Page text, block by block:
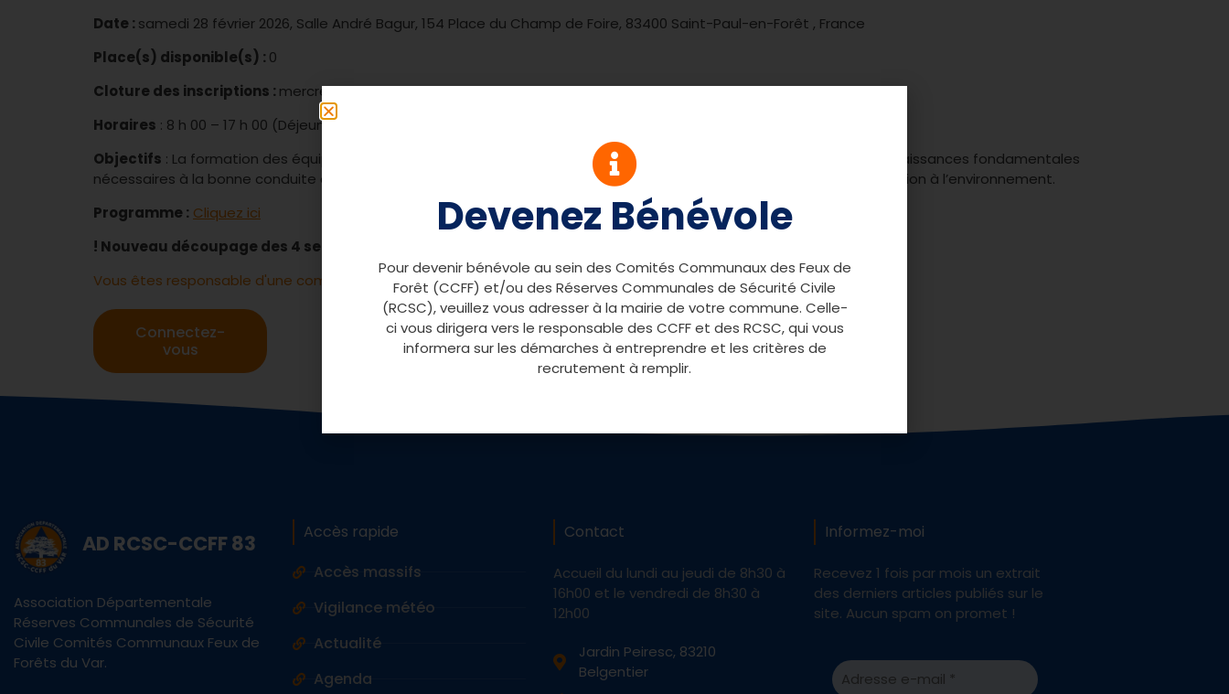
Date : samedi 28 février 2026, Salle André Bagur, 154 Place du Champ de Foire, 83400 Saint-Paul-en-Forêt , France
Place(s) disponible(s) : 0
Cloture des inscriptions : mercredi 14 janvier 2026
Horaires : 8 h 00 – 17 h 00 (Déjeuner offert par la commune qui reçoit)
Objectifs : La formation des équipiers a pour ambition de transmettre aux bénévoles des CCFF-RCSC du Var les connaissances fondamentales
nécessaires à la bonne conduite de leurs missions : cartographie, transmissions radio, gestes en intervention, introduction à l’environnement.
Programme : Cliquez ici
! Nouveau découpage des 4 secteurs :
Vous êtes responsable d'une commune ? Connectez-vous pour inscrire un/des bénévoles
Connectez-
vous
AD RCSC-CCFF 83
Association Départementale
Réserves Communales de Sécurité
Civile Comités Communaux Feux de
Forêts du Var.
Accès rapide
Accès massifs
Vigilance météo
Actualité
Agenda
Contact
Accueil du lundi au jeudi de 8h30 à
16h00 et le vendredi de 8h30 à
12h00
Jardin Peiresc, 83210
Belgentier
Informez-moi
Recevez 1 fois par mois un extrait
des derniers articles publiés sur le
site. Aucun spam on promet !
Devenez Bénévole
Pour devenir bénévole au sein des Comités Communaux des Feux de
Forêt (CCFF) et/ou des Réserves Communales de Sécurité Civile
(RCSC), veuillez vous adresser à la mairie de votre commune. Celle-
ci vous dirigera vers le responsable des CCFF et des RCSC, qui vous
informera sur les démarches à entreprendre et les critères de
recrutement à remplir.